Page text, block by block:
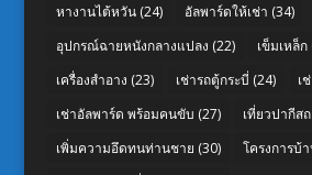
หางานไต้หวัน(24) อัลพาร์ดให้เช่า (34)
อุปกรณ์ฉายหนังกลางแปลง (22) เข็มเหล็ก
เครื่องสำอาง (23) เช่ารถตู้กระบี่ (24) เ
เช่าอัลพาร์ด พร้อมคนขับ (27) เที่ยวปากีส
เพิ่มความอึดทนท่านชาย (30) โครงการบ้